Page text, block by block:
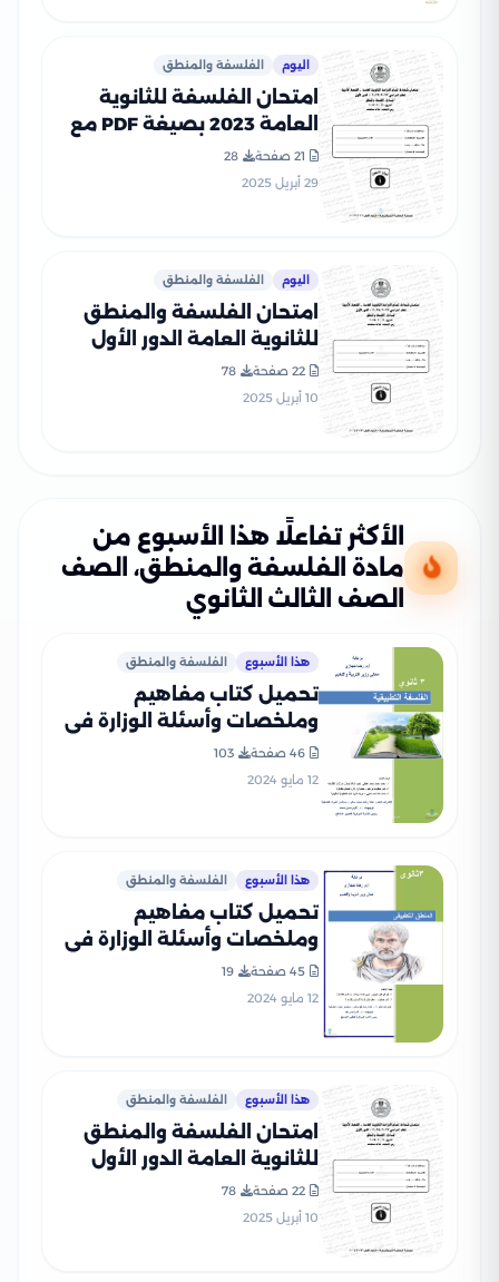
اليوم الفلسفة والمنطق
امتحان الفلسفة للثانوية
العامة 2023 بصيغة PDF مع
نموذج الإجابة الرسمي
21 صفحة
28
29 أبريل 2025
اليوم الفلسفة والمنطق
امتحان الفلسفة والمنطق
للثانوية العامة الدور الأول
الرسمية
22 صفحة
78
10 أبريل 2025
الأكثر تفاعلًا هذا الأسبوع من
مادة الفلسفة والمنطق، الصف
الصف الثالث الثانوي
هذا الأسبوع الفلسفة والمنطق
تحميل كتاب مفاهيم
وملخصات وأسئلة الوزارة في
الفلسفة للصف الثالث
الثانوي PDF بالاجابات
46 صفحة
103
12 مايو 2024
هذا الأسبوع الفلسفة والمنطق
تحميل كتاب مفاهيم
وملخصات وأسئلة الوزارة في
المنطق للصف الثالث الثانوي
PDF بالاجابات
45 صفحة
19
12 مايو 2024
هذا الأسبوع الفلسفة والمنطق
امتحان الفلسفة والمنطق
للثانوية العامة الدور الأول
الرسمية
22 صفحة
78
10 أبريل 2025